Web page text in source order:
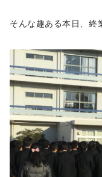
そんな趣ある本日、終